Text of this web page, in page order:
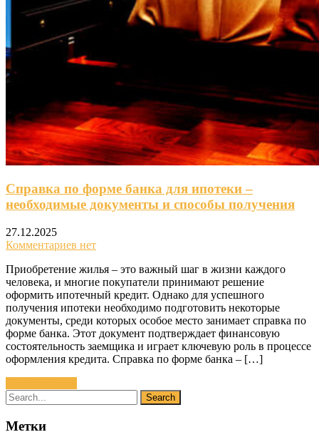
Справка по форме банка для ипотеки –
необходимые документы и способы получения
27.12.2025
Комментариев нет
Приобретение жилья – это важный шаг в жизни каждого
человека, и многие покупатели принимают решение
оформить ипотечный кредит. Однако для успешного
получения ипотеки необходимо подготовить некоторые
документы, среди которых особое место занимает справка по
форме банка. Этот документ подтверждает финансовую
состоятельность заемщика и играет ключевую роль в процессе
оформления кредита. Справка по форме банка – […]
Метки